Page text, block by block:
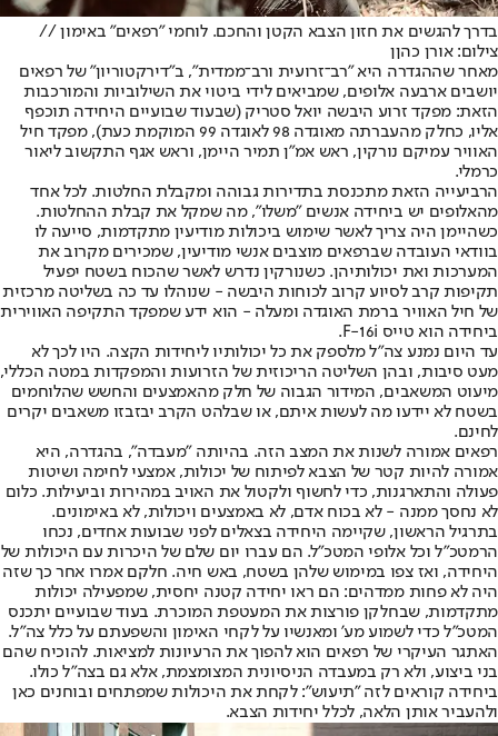
בדרך להגשים את חזון הצבא הקטן והחכם. לוחמי "רפאים" באימון //
צילום: אורן כהןן
מאחר שההגדרה היא "רב־זרועית ורב־ממדית", ב"דירקטוריון" של רפאים
יושבים ארבעה אלופים, שמביאים לידי ביטוי את השילוביות והמורכבות
הזאת: מפקד זרוע היבשה יואל סטריק (שבעוד שבועיים היחידה תוכפף
אליו, כחלק מהעברתה מאוגדה 98 לאוגדה 99 המוקמת כעת), מפקד חיל
האוויר עמיקם נורקין, ראש אמ"ן תמיר היימן, וראש אגף התקשוב ליאור
כרמלי.
הרביעייה הזאת מתכנסת בתדירות גבוהה ומקבלת החלטות. לכל אחד
מהאלופים יש ביחידה אנשים "משלו", מה שמקל את קבלת ההחלטות.
כשהיימן היה צריך לאשר שימוש ביכולות מודיעין מתקדמות, סייעה לו
בוודאי העובדה שברפאים מוצבים אנשי מודיעין, שמכירים מקרוב את
המערכות ואת יכולותיהן. כשנורקין נדרש לאשר שהכוח בשטח יפעיל
תקיפות קרב לסיוע קרוב לכוחות היבשה - שנוהלו עד כה בשליטה מרכזית
של חיל האוויר ברמת האוגדה ומעלה - הוא ידע שמפקד התקיפה האווירית
ביחידה הוא טייס F-16i.
עד היום נמנע צה"ל מלספק את כל יכולותיו ליחידות הקצה. היו לכך לא
מעט סיבות, ובהן השליטה הריכוזית של הזרועות והמפקדות במטה הכללי,
מיעוט המשאבים, המידור הגבוה של חלק מהאמצעים והחשש שהלוחמים
בשטח לא יידעו מה לעשות איתם, או שבלהט הקרב יבזבזו משאבים יקרים
לחינם.
רפאים אמורה לשנות את המצב הזה. בהיותה "מעבדה", בהגדרה, היא
אמורה להיות קטר של הצבא לפיתוח של יכולות, אמצעי לחימה ושיטות
פעולה והתארגנות, כדי לחשוף ולקטול את האויב במהירות וביעילות. כלום
לא נחסך ממנה - לא בכוח אדם, לא באמצעים ויכולות, לא באימונים.
בתרגיל הראשון, שקיימה היחידה בצאלים לפני שבועות אחדים, נכחו
הרמטכ"ל וכל אלופי המטכ"ל. הם עברו יום שלם של היכרות עם היכולות של
היחידה, ואז צפו במימוש שלהן בשטח, באש חיה. חלקם אמרו אחר כך שזה
היה לא פחות ממדהים: הם ראו יחידה קטנה יחסית, שמפעילה יכולות
מתקדמות, שבחלקן פורצות את המעטפת המוכרת. בעוד שבועיים יתכנס
המטכ"ל כדי לשמוע מע' ומאנשיו על לקחי האימון והשפעתם על כלל צה"ל.
האתגר העיקרי של רפאים הוא להפוך את הרעיונות למציאות. להוכיח שהם
בני ביצוע, ולא רק במעבדה הניסיונית המצומצמת, אלא גם בצה"ל כולו.
ביחידה קוראים לזה "תיעוש": לקחת את היכולות שמפתחים ובוחנים כאן
ולהעביר אותן הלאה, לכלל יחידות הצבא.